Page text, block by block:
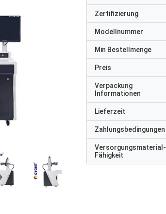
Zertifizierung
Modellnummer
Min Bestellmenge
Preis
Verpackung
Informationen
Lieferzeit
Zahlungsbedingungen
Versorgungsmaterial-
Fähigkeit